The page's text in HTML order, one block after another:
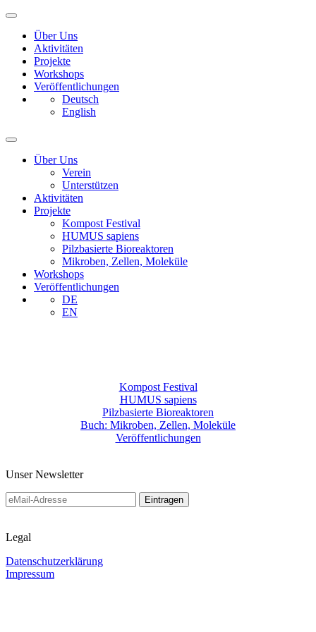
Über Uns
Aktivitäten
Projekte
Workshops
Veröffentlichungen
Deutsch
English
Über Uns
Verein
Unterstützen
Aktivitäten
Projekte
Kompost Festival
HUMUS sapiens
Pilzbasierte Bioreaktoren
Mikroben, Zellen, Moleküle
Workshops
Veröffentlichungen
DE
EN
Kompost Festival
HUMUS sapiens
Pilzbasierte Bioreaktoren
Buch: Mikroben, Zellen, Moleküle
Veröffentlichungen
Unser Newsletter
Legal
Datenschutzerklärung
Impressum